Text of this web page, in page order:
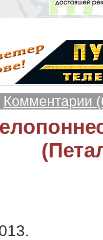
Комментарии